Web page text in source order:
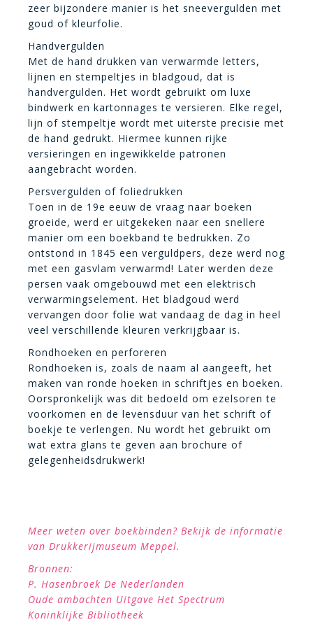
zeer bijzondere manier is het sneevergulden met
goud of kleurfolie.
Handvergulden
Met de hand drukken van verwarmde letters,
lijnen en stempeltjes in bladgoud, dat is
handvergulden. Het wordt gebruikt om luxe
bindwerk en kartonnages te versieren. Elke regel,
lijn of stempeltje wordt met uiterste precisie met
de hand gedrukt. Hiermee kunnen rijke
versieringen en ingewikkelde patronen
aangebracht worden.
Persvergulden of foliedrukken
Toen in de 19e eeuw de vraag naar boeken
groeide, werd er uitgekeken naar een snellere
manier om een boekband te bedrukken. Zo
ontstond in 1845 een verguldpers, deze werd nog
met een gasvlam verwarmd! Later werden deze
persen vaak omgebouwd met een elektrisch
verwarmingselement. Het bladgoud werd
vervangen door folie wat vandaag de dag in heel
veel verschillende kleuren verkrijgbaar is.
Rondhoeken en perforeren
Rondhoeken is, zoals de naam al aangeeft, het
maken van ronde hoeken in schriftjes en boeken.
Oorspronkelijk was dit bedoeld om ezelsoren te
voorkomen en de levensduur van het schrift of
boekje te verlengen. Nu wordt het gebruikt om
wat extra glans te geven aan brochure of
gelegenheidsdrukwerk!
Meer weten over boekbinden? Bekijk de informatie
van Drukkerijmuseum Meppel.
Bronnen:
P. Hasenbroek De Nederlanden
Oude ambachten Uitgave Het Spectrum
Koninklijke Bibliotheek